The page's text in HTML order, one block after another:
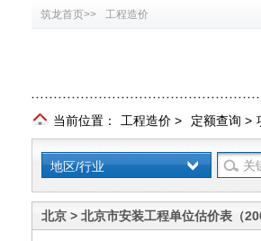
筑龙首页>> 工程造价
当前位置： 工程造价 > 定额查询 >
地区/行业
北京 > 北京市安装工程单位估价表（